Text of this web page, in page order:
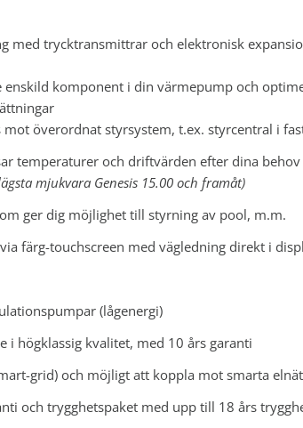
med trycktransmittrar och elektronisk
enskild komponent i din värmepump och
mot överordnat styrsystem, t.ex. styrcentral i
temperaturer och driftvärden efter dina
mjukvara Genesis 15.00 och framåt)
ger dig möjlighet till styrning av pool, m.m.
färg-touchscreen med vägledning direkt i
(lågenergi)
i högklassig kvalitet, med 10 års garanti
grid) och möjligt att koppla mot smarta elnät
och trygghetspaket med upp till 18 års